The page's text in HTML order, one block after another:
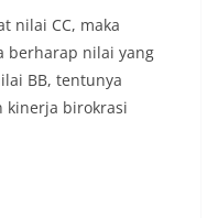
masyarakat
tempat tinggal warga.
tersebut,
menghimpun informasi
potensi kerawanan,
mengganggu
nilai CC, maka
berharap nilai yang
BB, tentunya
kinerja birokrasi